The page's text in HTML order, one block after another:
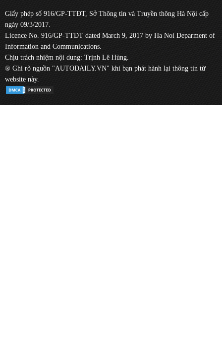
Giấy phép số 916/GP-TTĐT, Sở Thông tin và Truyền thông Hà Nội cấp
ngày 09/3/2017.
Licence No. 916/GP-TTĐT dated March 9, 2017 by Ha Noi Deparment of
Information and Communications.
Chịu trách nhiệm nội dung: Trịnh Lê Hùng.
® Ghi rõ nguồn "AUTODAILY.VN" khi bạn phát hành lại thông tin từ
website này.